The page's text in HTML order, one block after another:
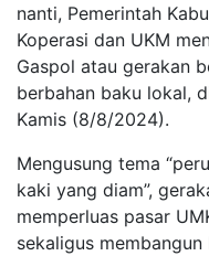
nanti, Pemerintah
Koperasi dan UKM
Gaspol atau gerakan
berbahan baku lokal,
Kamis (8/8/2024).
Mengusung tema
kaki yang diam”,
memperluas pasar
sekaligus